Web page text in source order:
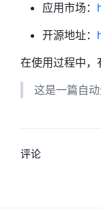
应用市场：
开源地址：
在使用过程中，
这是一篇自
评论